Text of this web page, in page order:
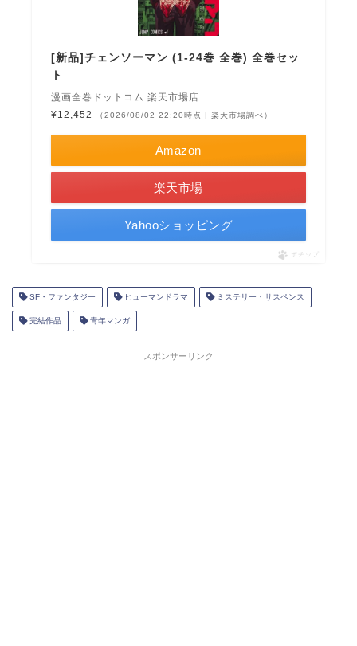
[新品]チェンソーマン (1-24巻 全巻) 全巻セッ
ト
漫画全巻ドットコム 楽天市場店
¥12,452
（2026/08/02 22:20時点 | 楽天市場調べ）
Amazon
楽天市場
Yahooショッピング
ポチップ
SF・ファンタジー ヒューマンドラマ ミステリー・サスペンス
完結作品 青年マンガ
スポンサーリンク